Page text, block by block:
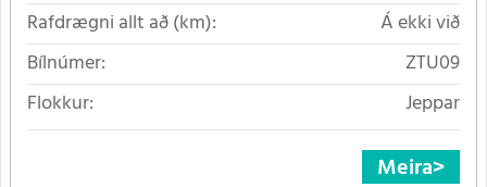
Rafdrægni allt að (km):
Á ekki við
Bílnúmer:
ZTU09
Flokkur:
Jeppar
Meira